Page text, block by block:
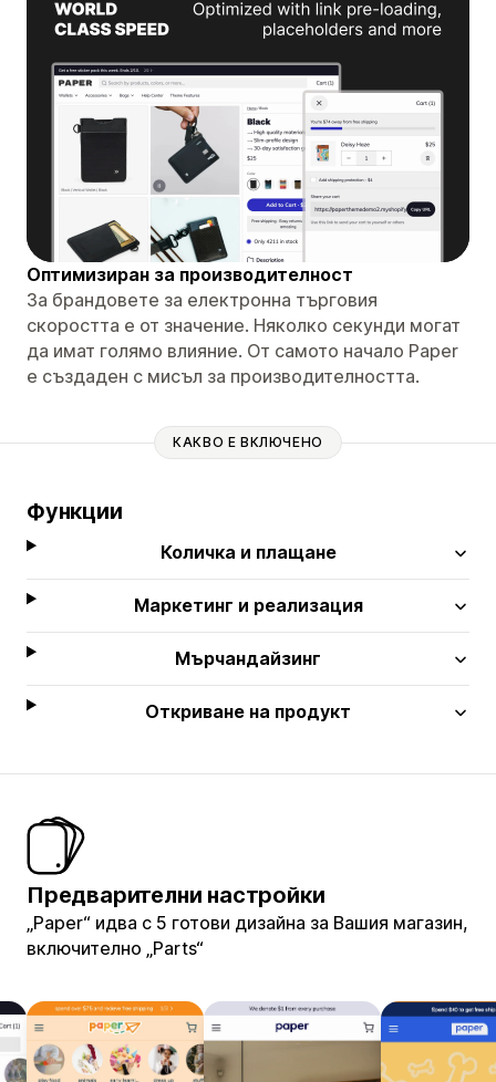
Оптимизиран за производителност
За брандовете за електронна търговия
скоростта е от значение. Няколко секунди могат
да имат голямо влияние. От самото начало Paper
е създаден с мисъл за производителността.
КАКВО Е ВКЛЮЧЕНО
Функции
Количка и плащане
Маркетинг и реализация
Мърчандайзинг
Откриване на продукт
Предварителни настройки
„Paper“ идва с 5 готови дизайна за Вашия магазин,
включително „Parts“